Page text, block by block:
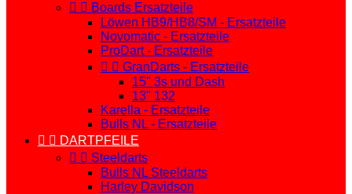
  Boards Ersatzteile
Löwen HB9/HB8/SM - Ersatzteile
Novomatic - Ersatzteile
ProDart - Ersatzteile
  GranDarts - Ersatzteile
15" 3s und Dash
13" 132
Karella - Ersatzteile
Bulls NL - Ersatzteile
  DARTPFEILE
  Steeldarts
Bulls NL Steeldarts
Harley Davidson